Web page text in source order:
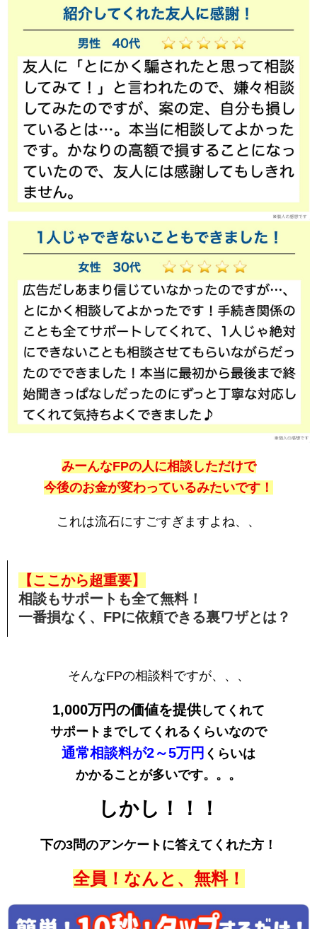
みーんなFPの人に相談しただけで
今後のお金が変わっているみたいです！
これは流石にすごすぎますよね、、
【ここから超重要】
相談もサポートも全て無料！
一番損なく、FPに依頼できる裏ワザとは？
そんなFPの相談料ですが、、、
1,000万円の価値を提供してくれて
サポートまでしてくれるくらいなので
通常相談料が2～5万円 くらいは
かかることが多いです。。。
しかし！！！
下の3問のアンケートに答えてくれた方！
全員！なんと、無料！